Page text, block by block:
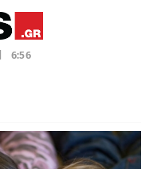
6:56